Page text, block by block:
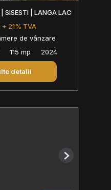
SISESTI | LANGA LAC
+ 21% TVA
de vânzare
115 mp 2024
detalii
Next